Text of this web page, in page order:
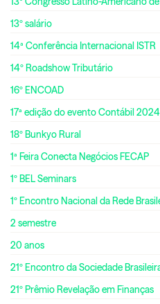
13º salário
14ª Conferência Internacional ISTR
14º Roadshow Tributário
16º ENCOAD
17ª edição do evento Contábil
18º Bunkyo Rural
1ª Feira Conecta Negócios FECAP
1º BEL Seminars
1º Encontro Nacional da Rede
2 semestre
20 anos
21º Encontro da Sociedade
21º Prêmio Revelação em Finanças